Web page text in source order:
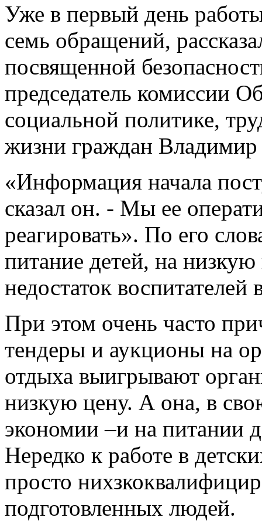
Уже в первый день
семь обращений,
посвященной
председатель комиссии
социальной политике,
жизни граждан Владимир
«Информация начала
сказал он. - Мы ее
реагировать». По его
питание детей, на
недостаток воспитателей
При этом очень часто
тендеры и аукционы на
отдыха выигрывают
низкую цену. А она, в
экономии –и на питании
Нередко к работе в
просто
подготовленных людей.